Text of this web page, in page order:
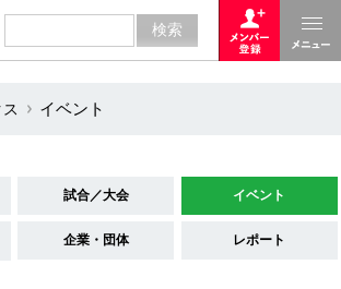
イベント
試合／大会 イベント
企業・団体 レポート